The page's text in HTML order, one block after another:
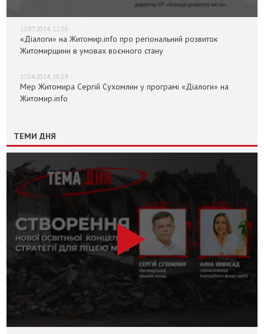
12.07.2024, 12:36
«Діалоги» на Житомир.info про регіональний розвиток
Житомирщини в умовах воєнного стану
17.04.2024, 10:29
Мер Житомира Сергій Сухомлин у програмі «Діалоги» на
Житомир.info
ТЕМИ ДНЯ